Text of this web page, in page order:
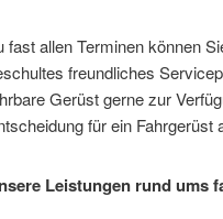
fast allen Terminen können
freundliches
Gerüst gerne zur
für ein Fahrgerüst
Leistungen rund ums